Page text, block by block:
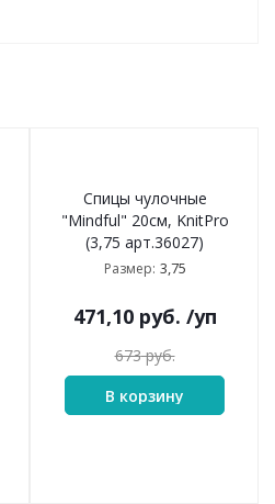
Спицы чулочные
"Mindful" 20см, KnitPro
(3,75 арт.36027)
Размер: 3,75
471,10руб. /уп
673руб.
В корзину